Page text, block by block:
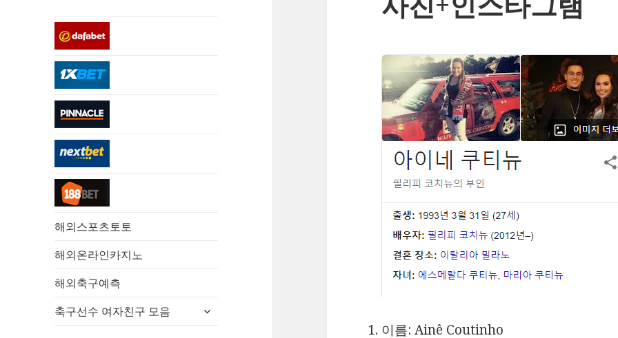
해외스포츠토토
해외온라인카지노
해외축구예측
축구선수 여자친구 모음
하
이름: Ainê Coutinho